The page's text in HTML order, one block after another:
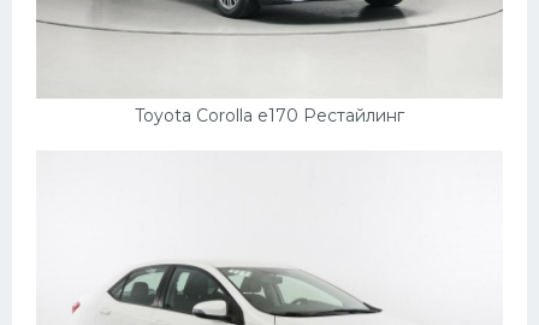
Toyota Corolla e170 Рестайлинг